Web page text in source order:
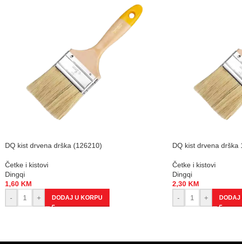
DQ kist drvena drška (126210)
Četke i kistovi
Dingqi
1,60 KM
-
+ DODAJ U KORPU
DQ kist drvena drška
Četke i kistovi
Dingqi
2,30 KM
-
+ DODAJ